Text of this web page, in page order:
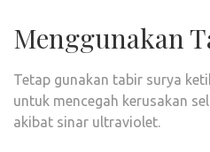
Menggunakan
Tetap gunakan tabir surya
untuk mencegah kerusakan
akibat sinar ultraviolet.